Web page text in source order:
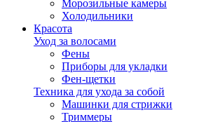
Морозильные камеры
Холодильники
Красота
Уход за волосами
Фены
Приборы для укладки
Фен-щетки
Техника для ухода за собой
Машинки для стрижки
Триммеры